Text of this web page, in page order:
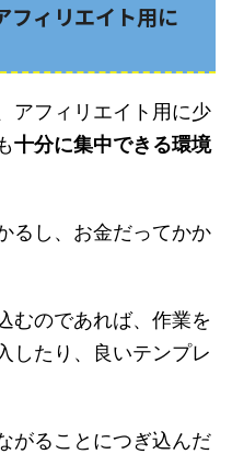
フィリエイト用に
アフィリエイト用に少
十分に集中できる環境
るし、お金だってかか
むのであれば、作業を
したり、良いテンプレ
がることにつぎ込んだ